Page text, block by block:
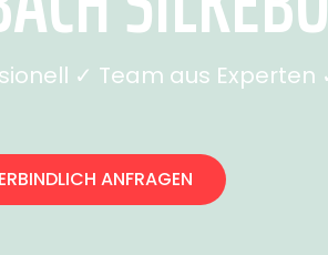
✓ Team aus Experten
ANFRAGEN